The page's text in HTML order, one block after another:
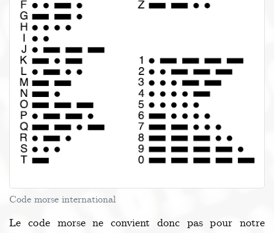
Code morse international
Le code morse ne convient donc pas pour notre